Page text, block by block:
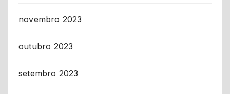
novembro 2023
outubro 2023
setembro 2023